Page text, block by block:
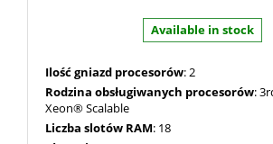
Available in stock
Ilość gniazd procesorów: 2
Rodzina obsługiwanych procesorów:
Xeon® Scalable
Liczba slotów RAM: 18